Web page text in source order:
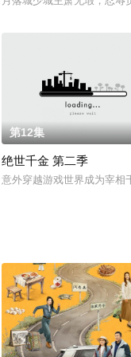
日与厨房打交道，但却遭
第12集
绝世千金 第二季
意外穿越游戏世界成为宰相